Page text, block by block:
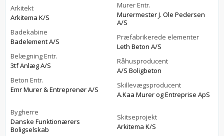
Arkitekt
Arkitema K/S
Badekabine
Badelement A/S
Belægning Entr.
3tf Anlæg A/S
Beton Entr.
Emr Murer & Entreprenør A/S
Bygherre
Danske Funktionærers
Boligselskab
Murer Entr.
Murermester J. Ole Pedersen
A/S
Præfabrikerede elementer
Leth Beton A/S
Råhusproducent
A/S Boligbeton
Skillevægsproducent
A.Kaa Murer og Entreprise ApS
Skitseprojekt
Arkitema K/S